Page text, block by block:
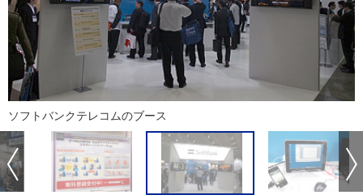
ソフトバンクテレコムのブース